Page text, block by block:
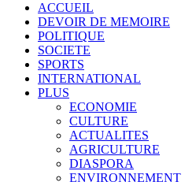
ACCUEIL
DEVOIR DE MEMOIRE
POLITIQUE
SOCIETE
SPORTS
INTERNATIONAL
PLUS
ECONOMIE
CULTURE
ACTUALITES
AGRICULTURE
DIASPORA
ENVIRONNEMENT